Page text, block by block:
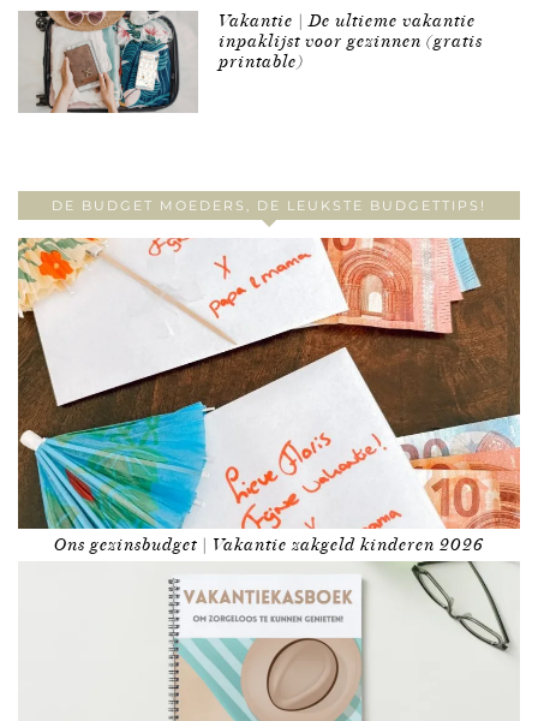
Vakantie | De ultieme vakantie
inpaklijst voor gezinnen (gratis
printable)
DE BUDGET MOEDERS, DE LEUKSTE BUDGETTIPS!
Ons gezinsbudget | Vakantie zakgeld kinderen 2026